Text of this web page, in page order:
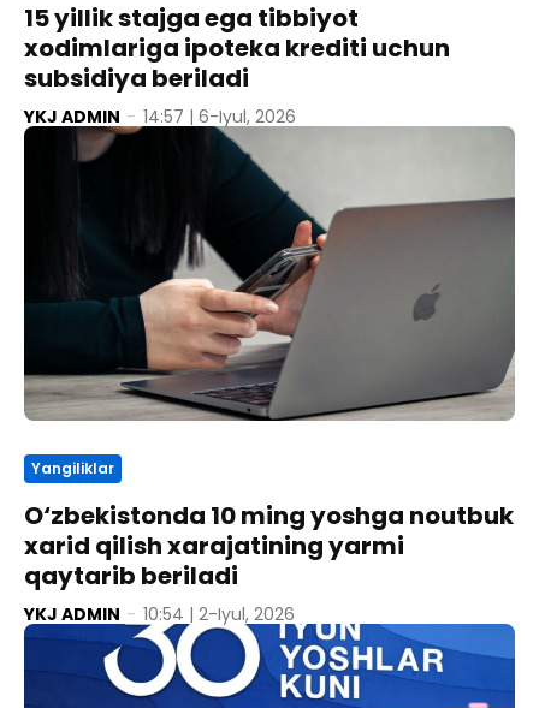
15 yillik stajga ega tibbiyot
xodimlariga ipoteka krediti uchun
subsidiya beriladi
YKJ ADMIN - 14:57 | 6-Iyul, 2026
Yangiliklar
O‘zbekistonda 10 ming yoshga noutbuk
xarid qilish xarajatining yarmi
qaytarib beriladi
YKJ ADMIN - 10:54 | 2-Iyul, 2026